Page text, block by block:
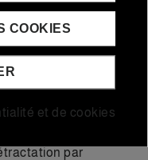
du Commerce
du 19 décembre).
sera effectué
par
COOKIES
et de cookies